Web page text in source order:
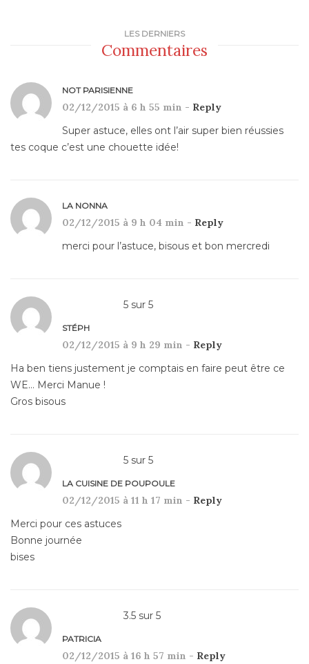
LES DERNIERS
Commentaires
NOT PARISIENNE
02/12/2015 à 6 h 55 min - Reply
Super astuce, elles ont l’air super bien réussies
tes coque c’est une chouette idée!
LA NONNA
02/12/2015 à 9 h 04 min - Reply
merci pour l’astuce, bisous et bon mercredi
5 sur 5
STÉPH
02/12/2015 à 9 h 29 min - Reply
Ha ben tiens justement je comptais en faire peut être ce
WE… Merci Manue !
Gros bisous
5 sur 5
LA CUISINE DE POUPOULE
02/12/2015 à 11 h 17 min - Reply
Merci pour ces astuces
Bonne journée
bises
3.5 sur 5
PATRICIA
02/12/2015 à 16 h 57 min - Reply